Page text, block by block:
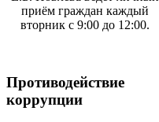
приём граждан каждый
вторник с 9:00 до 12:00.
Противодействие
коррупции